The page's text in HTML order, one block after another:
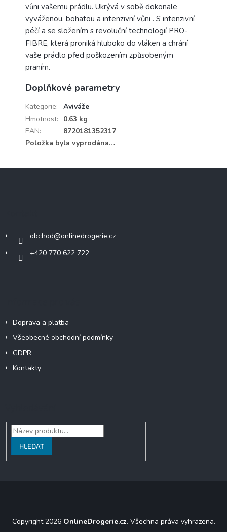
vůni vašemu prádlu. Ukrývá v sobě dokonale
vyváženou, bohatou a intenzivní vůni . S intenzivní
péčí a se složením s revoluční technologií PRO-
FIBRE, která proniká hluboko do vláken a chrání
vaše prádlo před poškozením způsobeným
praním.
Doplňkové parametry
Kategorie:
Aviváže
Hmotnost:
0.63 kg
EAN:
8720181352317
Položka byla vyprodána…
obchod@onlinedrogerie.cz
+420 770 622 722
Doprava a platba
Všeobecné obchodní podmínky
GDPR
Kontakty
HLEDAT
Copyright 2026 OnlineDrogerie.cz. Všechna práva vyhrazena.